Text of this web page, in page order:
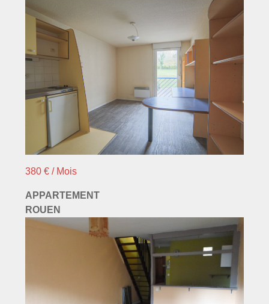
380 € / Mois
APPARTEMENT
ROUEN